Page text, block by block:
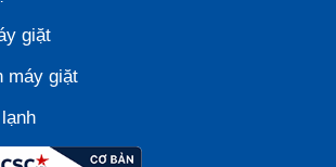
giặt
máy giặt